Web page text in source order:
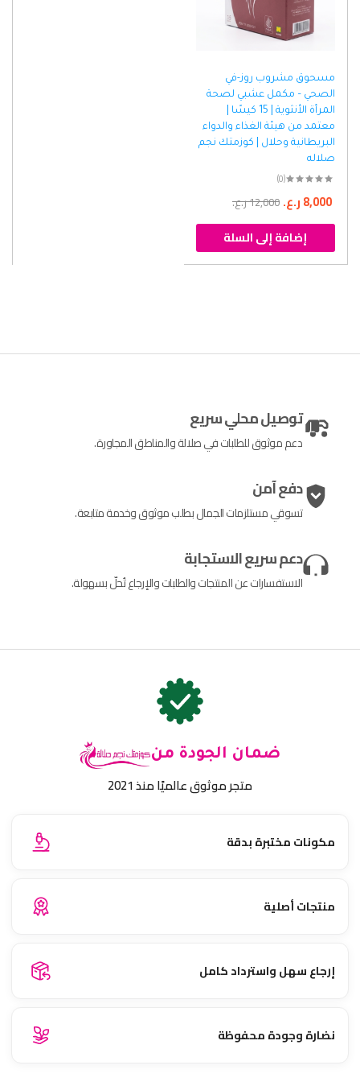
مسحوق مشروب روز-في
الصحي – مكمل عشبي لصحة
المرأة الأنثوية | 15 كيسًا |
معتمد من هيئة الغذاء والدواء
البريطانية وحلال | كوزمتك نجم
صلاله
(0)
12,000ر.ع. 8,000ر.ع.
إضافة إلى السلة
توصيل محلي سريع
دعم موثوق للطلبات في صلالة والمناطق المجاورة.
دفع آمن
تسوقي مستلزمات الجمال بطلب موثوق وخدمة متابعة.
دعم سريع الاستجابة
الاستفسارات عن المنتجات والطلبات والإرجاع تُحلّ بسهولة.
ضمان الجودة من
متجر موثوق عالميًا منذ 2021
مكونات مختبرة بدقة
منتجات أصلية
إرجاع سهل واسترداد كامل
نضارة وجودة محفوظة